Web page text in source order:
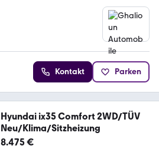
Kontakt Parken
Hyundai ix35 Comfort 2WD/TÜV
Neu/Klima/Sitzheizung
8.475 €